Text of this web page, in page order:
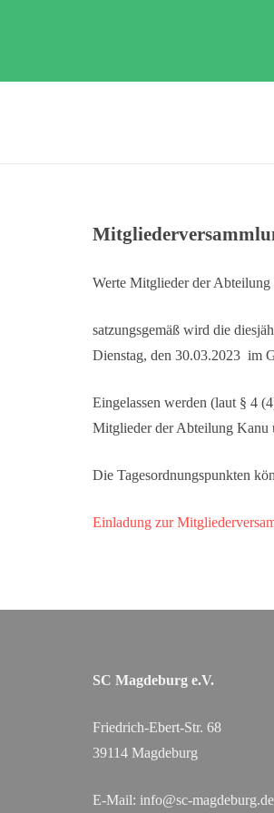
Werte Mitglieder der Abteilung
satzungsgemäß wird die
Dienstag, den 30.03.2023 im
Eingelassen werden (laut § 4
Mitglieder der Abteilung Kanu
Die Tagesordnungspunkten
Einladung zur
SC Magdeburg e.V.
Friedrich-Ebert-Str. 68
39114 Magdeburg
E-Mail: info@sc-magdeburg.de